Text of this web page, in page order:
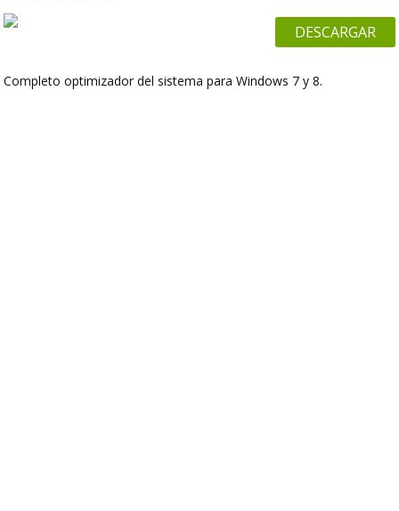
DESCARGAR
Completo optimizador del sistema para Windows 7 y 8.